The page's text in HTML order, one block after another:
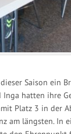
Saison ein
Inga hatten ihre
Platz 3 in der
am längsten. In